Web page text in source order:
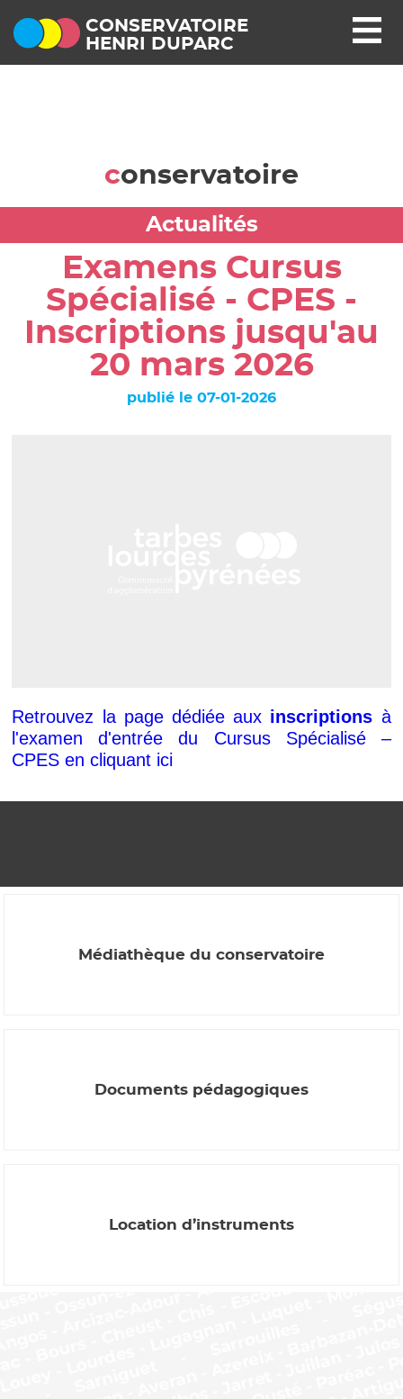
CONSERVATOIRE
HENRI DUPARC
conservatoire
Actualités
Examens Cursus
Spécialisé - CPES -
Inscriptions jusqu'au
20 mars 2026
publié le 07-01-2026
Retrouvez la page dédiée aux inscriptions à
l'examen d'entrée du Cursus Spécialisé –
CPES en cliquant ici
Médiathèque du conservatoire
Documents pédagogiques
Location d’instruments